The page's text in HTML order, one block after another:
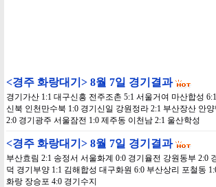
<경주 화랑대기> 8월 7일 경기결과
경기가산 1:1 대구신흥 전주조촌 5:1 서울거여 마산합성
신북 인천만수북 1:0 경기신일 강원정라 2:1 부산장산 안
2:0 경기광주 서울잠전 1:0 제주동 이천남 2:1 울산학성
<경주 화랑대기> 8월 7일 경기결과
부산효림 2:1 송정서 서울화계 0:0 경기율전 강원동부 2:0
덕 경기부양 1:1 김해합성 대구화원 6:0 부산상리 포철동
화랑 장승포 4:0 경기수지